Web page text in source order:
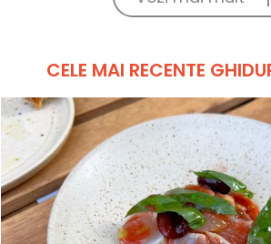
CELE MAI RECENTE